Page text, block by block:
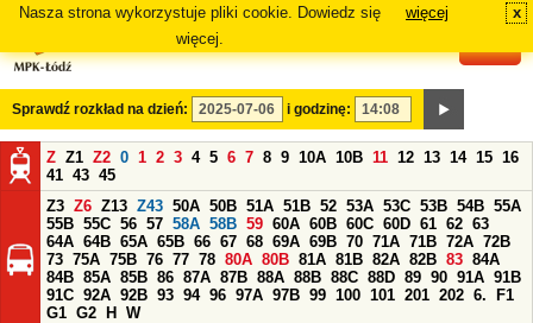
Nasza strona wykorzystuje pliki cookie. Dowiedz się
więcej.
więcej x
Sprawdź rozkład na dzień: i godzinę:
Z Z1 Z2 0 1 2 3 4 5 6 7 8 9 10A 10B 11 12 13 14 15 16
41 43 45
Z3 Z6 Z13 Z43 50A 50B 51A 51B 52 53A 53C 53B 54B 55A
55B 55C 56 57 58A 58B 59 60A 60B 60C 60D 61 62 63
64A 64B 65A 65B 66 67 68 69A 69B 70 71A 71B 72A 72B
73 75A 75B 76 77 78 80A 80B 81A 81B 82A 82B 83 84A
84B 85A 85B 86 87A 87B 88A 88B 88C 88D 89 90 91A 91B
91C 92A 92B 93 94 96 97A 97B 99 100 101 201 202 6.
F1
G1 G2 H
W